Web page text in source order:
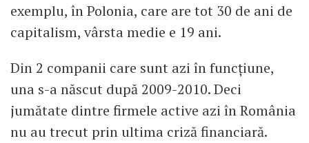
exemplu, în Polonia, care are tot 30 de ani de
capitalism, vârsta medie e 19 ani.
Din 2 companii care sunt azi în funcțiune,
una s-a născut după 2009-2010. Deci
jumătate dintre firmele active azi în România
nu au trecut prin ultima criză financiară.